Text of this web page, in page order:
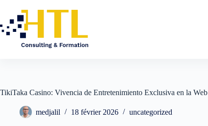
TikiTaka Casino: Vivencia de Entretenimiento Exclusiva en la Web
medjalil 18 février 2026 uncategorized